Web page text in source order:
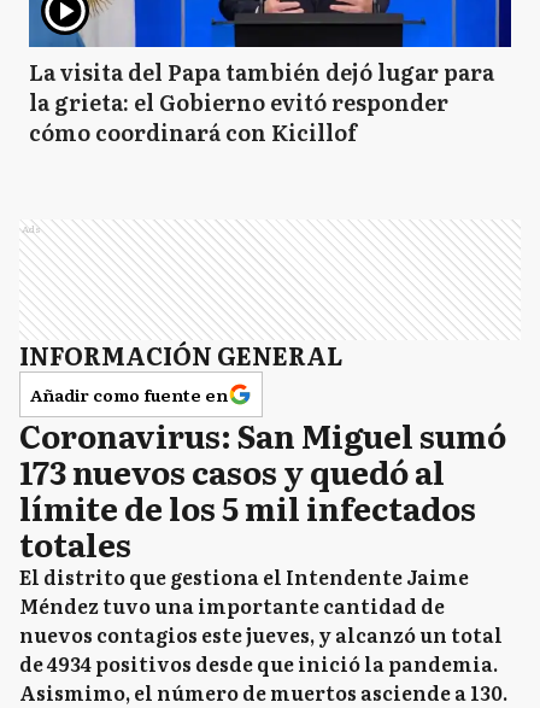
La visita del Papa también dejó lugar para
la grieta: el Gobierno evitó responder
cómo coordinará con Kicillof
Ads
INFORMACIÓN GENERAL
Añadir como fuente en
Coronavirus: San Miguel sumó
173 nuevos casos y quedó al
límite de los 5 mil infectados
totales
El distrito que gestiona el Intendente Jaime
Méndez tuvo una importante cantidad de
nuevos contagios este jueves, y alcanzó un total
de 4934 positivos desde que inició la pandemia.
Asismimo, el número de muertos asciende a 130.